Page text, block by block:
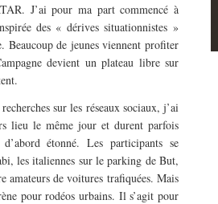
J’ai pour ma part commencé à
des « dérives situationnistes »
Beaucoup de jeunes viennent profiter
devient un plateau libre sur
sur les réseaux sociaux, j’ai
lieu le même jour et durent parfois
étonné. Les participants se
les italiennes sur le parking de But,
amateurs de voitures trafiquées. Mais
pour rodéos urbains. Il s’agit pour
/ Les pavillons Prouvé de Tourcoing,
de l’audace architecturale des
1950